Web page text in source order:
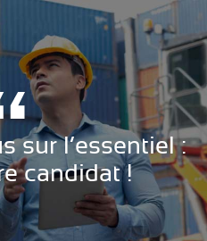
sur l’essentiel :
candidat !